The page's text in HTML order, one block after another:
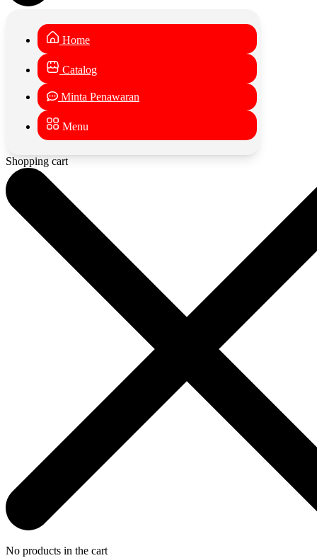
Home
Catalog
Minta Penawaran
Menu
Shopping cart
No products in the cart